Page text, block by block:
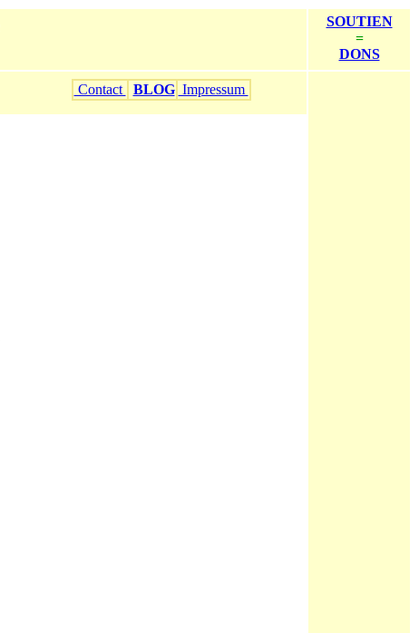
SOUTIEN
=
DONS
Contact BLOG Impressum